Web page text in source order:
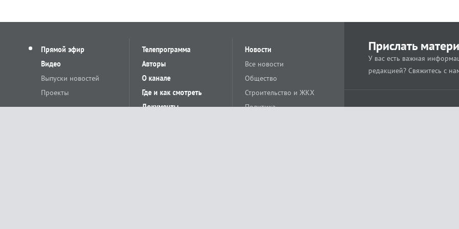
Прямой эфир
Видео
Выпуски новостей
Проекты
Телепрограмма
Авторы
О канале
Где и как смотреть
Документы
Новости
Все новости
Общество
Строительство и ЖКХ
Политика
Прислать
У вас есть важная
редакцией? Свяжитесь с